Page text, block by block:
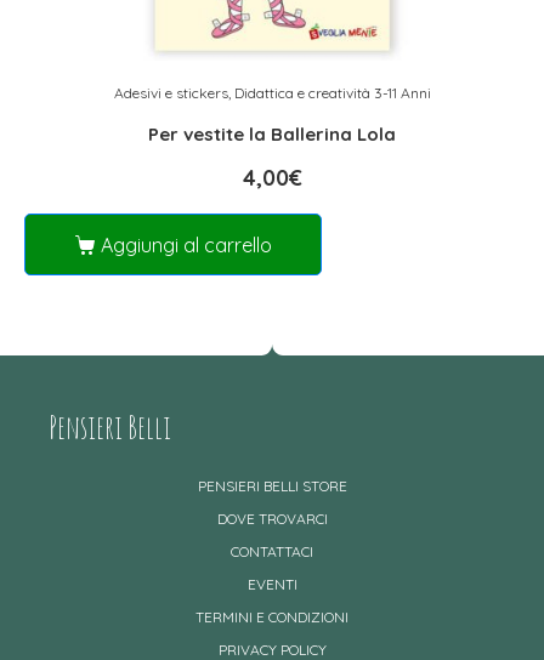
Adesivi e stickers, Didattica e creatività 3-11 Anni
Per vestite la Ballerina Lola
4,00€
Aggiungi al carrello
Pensieri Belli
PENSIERI BELLI STORE
DOVE TROVARCI
CONTATTACI
EVENTI
TERMINI E CONDIZIONI
PRIVACY POLICY